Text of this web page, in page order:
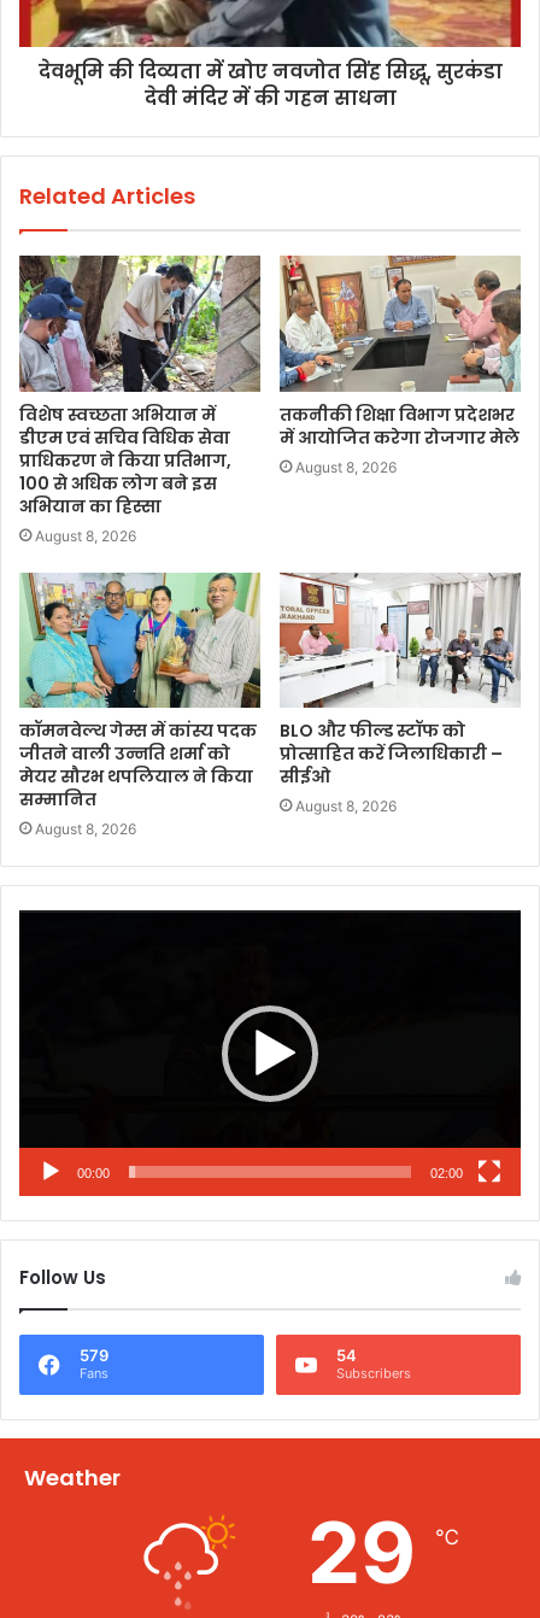
देवभूमि की दिव्यता में खोए नवजोत सिंह सिद्धू, सुरकंडा
देवी मंदिर में की गहन साधना
Related Articles
विशेष स्वच्छता अभियान में
डीएम एवं सचिव विधिक सेवा
प्राधिकरण ने किया प्रतिभाग,
100 से अधिक लोग बने इस
अभियान का हिस्सा
August 8, 2026
तकनीकी शिक्षा विभाग प्रदेशभर
में आयोजित करेगा रोजगार मेले
August 8, 2026
कॉमनवेल्थ गेम्स में कांस्य पदक
जीतने वाली उन्नति शर्मा को
मेयर सौरभ थपलियाल ने किया
सम्मानित
August 8, 2026
BLO और फील्ड स्टॉफ को
प्रोत्साहित करें जिलाधिकारी –
सीईओ
August 8, 2026
00:00 02:00
Follow Us
579
Fans
54
Subscribers
Weather
29 ℃